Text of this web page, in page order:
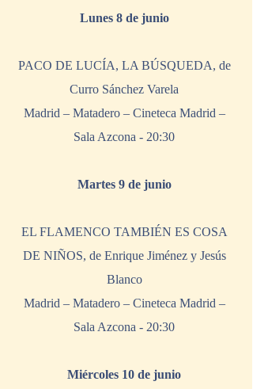
Lunes 8 de junio
PACO DE LUCÍA, LA BÚSQUEDA, de
Curro Sánchez Varela
Madrid – Matadero – Cineteca Madrid –
Sala Azcona - 20:30
Martes 9 de junio
EL FLAMENCO TAMBIÉN ES COSA
DE NIÑOS, de Enrique Jiménez y Jesús
Blanco
Madrid – Matadero – Cineteca Madrid –
Sala Azcona - 20:30
Miércoles 10 de junio